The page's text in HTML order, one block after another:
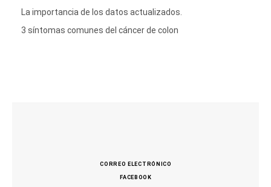
La importancia de los datos actualizados.
3 síntomas comunes del cáncer de colon
CORREO ELECTRÓNICO
FACEBOOK